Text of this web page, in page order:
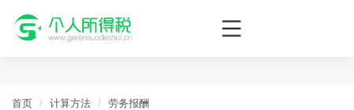
个人所得税网，最新个税资讯平台，您的个税管理专家！
首页 计算方法 劳务报酬